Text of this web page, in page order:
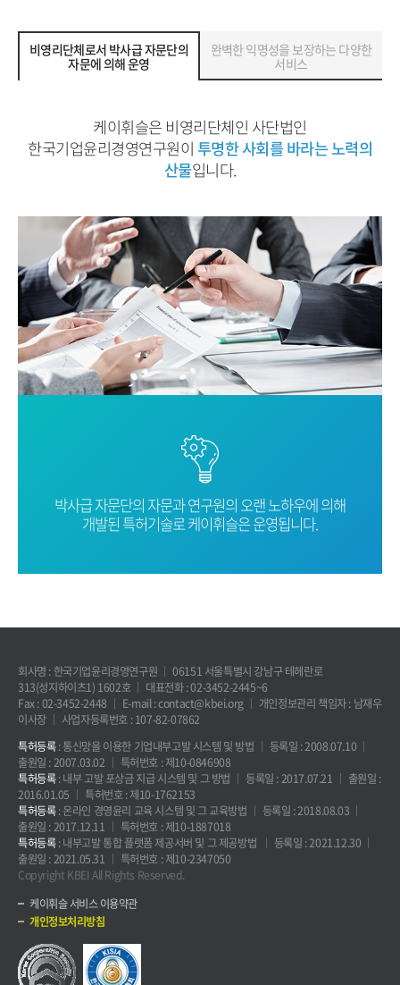
비영리단체로서 박사급 자문단의
자문에 의해 운영
완벽한 익명성을 보장하는 다양한
서비스
케이휘슬은 비영리단체인 사단법인
한국기업윤리경영연구원이투명한 사회를 바라는 노력의
산물입니다.
박사급 자문단의 자문과 연구원의 오랜노하우에 의해
개발된 특허기술로케이휘슬은 운영됩니다.
회사명 : 한국기업윤리경영연구원
06151 서울특별시 강남구 테헤란로
313(성지하이츠1) 1602호
대표전화 : 02-3452-2445~6
Fax : 02-3452-2448
E-mail : contact@kbei.org
개인정보관리 책임자 : 남재우
이사장
사업자등록번호 : 107-82-07862
특허등록: 통신망을 이용한 기업내부고발 시스템 및 방법
등록일 : 2008.07.10
출원일 : 2007.03.02
특허번호 : 제10-0846908
특허등록: 내부 고발 포상금 지급 시스템 및 그 방법 등록일 : 2017.07.21
출원일 :
2016.01.05
특허번호 : 제10-1762153
특허등록: 온라인 경영윤리 교육 시스템 및 그 교육방법
등록일 : 2018.08.03
출원일 : 2017.12.11
특허번호 : 제10-1887018
특허등록: 내부고발 통합 플랫폼 제공서버 및 그 제공방법
등록일 : 2021.12.30
출원일 : 2021.05.31
특허번호 : 제10-2347050
Copyright KBEI All Rights Reserved.
케이휘슬 서비스 이용약관
개인정보처리방침